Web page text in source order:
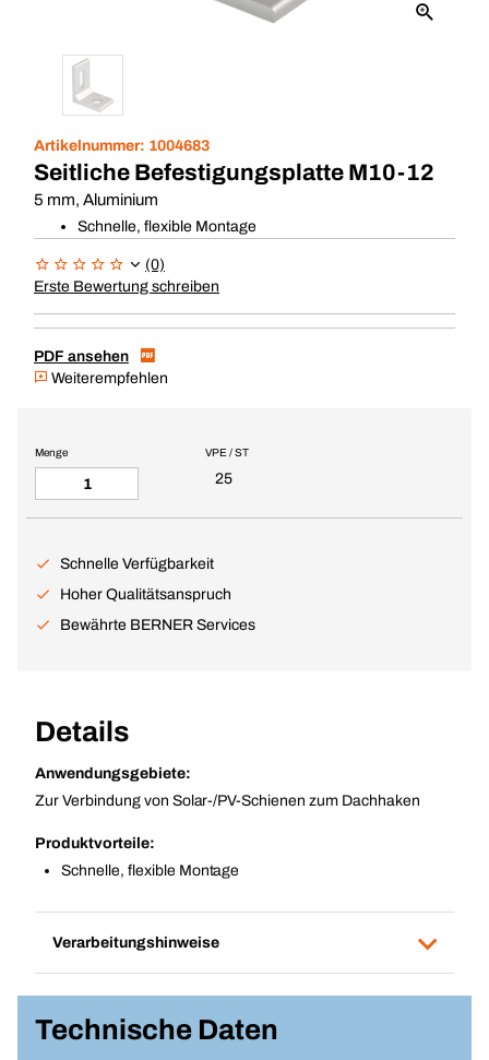
Artikelnummer: 1004683
Seitliche Befestigungsplatte M10-12
5 mm, Aluminium
Schnelle, flexible Montage
(0)
Erste Bewertung schreiben
PDF ansehen
Weiterempfehlen
VPE / ST
25
Menge
Schnelle Verfügbarkeit
Hoher Qualitätsanspruch
Bewährte BERNER Services
Details
Anwendungsgebiete:
Zur Verbindung von Solar-/PV-Schienen zum Dachhaken
Produktvorteile:
Schnelle, flexible Montage
Verarbeitungshinweise
Technische Daten